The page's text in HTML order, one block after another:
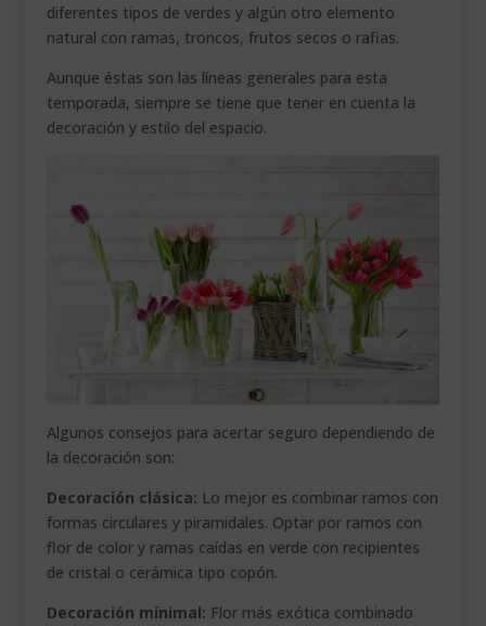
diferentes tipos de verdes y algún otro elemento
natural con ramas, troncos, frutos secos o rafias.
Aunque éstas son las líneas generales para esta
temporada, siempre se tiene que tener en cuenta la
decoración y estilo del espacio.
Algunos consejos para acertar seguro dependiendo de
la decoración son:
Decoración clásica: Lo mejor es combinar ramos con
formas circulares y piramidales. Optar por ramos con
flor de color y ramas caídas en verde con recipientes
de cristal o cerámica tipo copón.
Decoración mínimal: Flor más exótica combinado